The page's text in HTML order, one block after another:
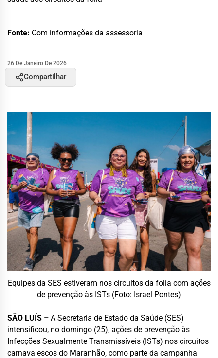
Fonte: Com informações da assessoria
26 De Janeiro De 2026
Compartilhar
Equipes da SES estiveram nos circuitos da folia com ações
de prevenção às ISTs (Foto: Israel Pontes)
SÃO LUÍS – A Secretaria de Estado da Saúde (SES)
intensificou, no domingo (25), ações de prevenção às
Infecções Sexualmente Transmissíveis (ISTs) nos circuitos
carnavalescos do Maranhão, como parte da campanha